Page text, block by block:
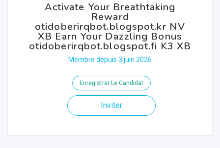
Activate Your Breathtaking
Reward
otidoberirqbot.blogspot.kr NV
XB Earn Your Dazzling Bonus
otidoberirqbot.blogspot.fi K3 XB
Membre depuis 3 juin 2026
Enregistrer Le Candidat
Inviter